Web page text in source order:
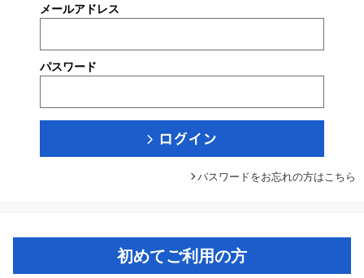
メールアドレス
パスワード
パスワードをお忘れの方はこちら
初めてご利用の方